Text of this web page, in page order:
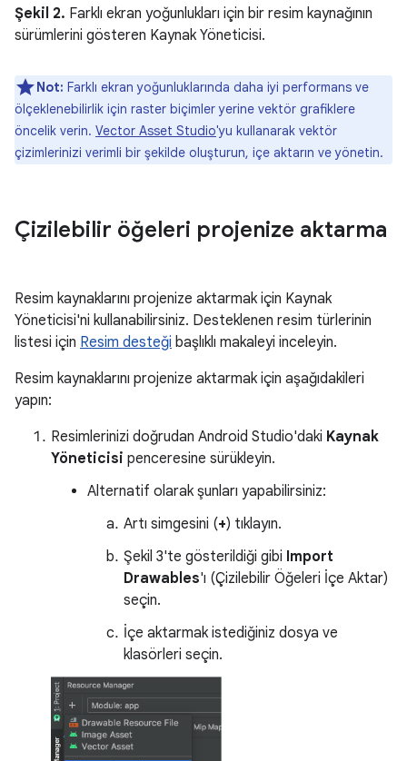
Şekil 2. Farklı ekran yoğunlukları için bir resim kaynağının
sürümlerini gösteren Kaynak Yöneticisi.
Not: Farklı ekran yoğunluklarında daha iyi performans ve
ölçeklenebilirlik için raster biçimler yerine vektör grafiklere
öncelik verin. Vector Asset Studio'yu kullanarak vektör
çizimlerinizi verimli bir şekilde oluşturun, içe aktarın ve yönetin.
Çizilebilir öğeleri projenize aktarma
Resim kaynaklarını projenize aktarmak için Kaynak
Yöneticisi'ni kullanabilirsiniz. Desteklenen resim türlerinin
listesi için Resim desteği başlıklı makaleyi inceleyin.
Resim kaynaklarını projenize aktarmak için aşağıdakileri
yapın:
Resimlerinizi doğrudan Android Studio'daki Kaynak
Yöneticisi penceresine sürükleyin.
Alternatif olarak şunları yapabilirsiniz:
Artı simgesini (+) tıklayın.
Şekil 3'te gösterildiği gibi Import
Drawables'ı (Çizilebilir Öğeleri İçe Aktar)
seçin.
İçe aktarmak istediğiniz dosya ve
klasörleri seçin.